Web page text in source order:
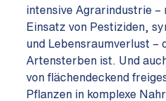
intensive Agrarindustrie –
Einsatz von Pestiziden,
und Lebensraumverlust
Artensterben ist. Und
von flächendeckend
Pflanzen in komplexe